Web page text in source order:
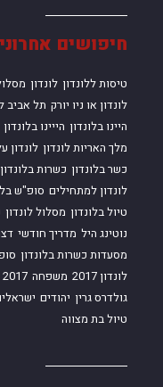
חיפושים
טיסות ללונדון לונדון
לונדון או ניו יורק תל אביב
היינו בלונדון הייינו בלונדון
מלך האריות לונדון לונדון
כשר בלונדון כשרות בלונדון
לונדון למתחילים סופ"ש
טיול בלונדון מסלול לונדון
נוטינג היל מדריך חודשי
מסעדות כשרות בלונדון
לונדון 2017
משפחה 2017
גולדרס גרין יהודים
טיול בת מצווה